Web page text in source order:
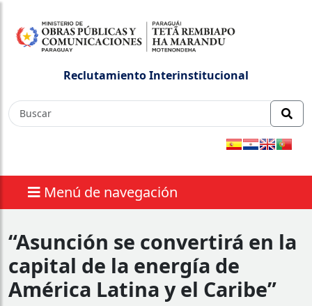
Reclutamiento Interinstitucional
Menú de navegación
“Asunción se convertirá en la
capital de la energía de
América Latina y el Caribe”